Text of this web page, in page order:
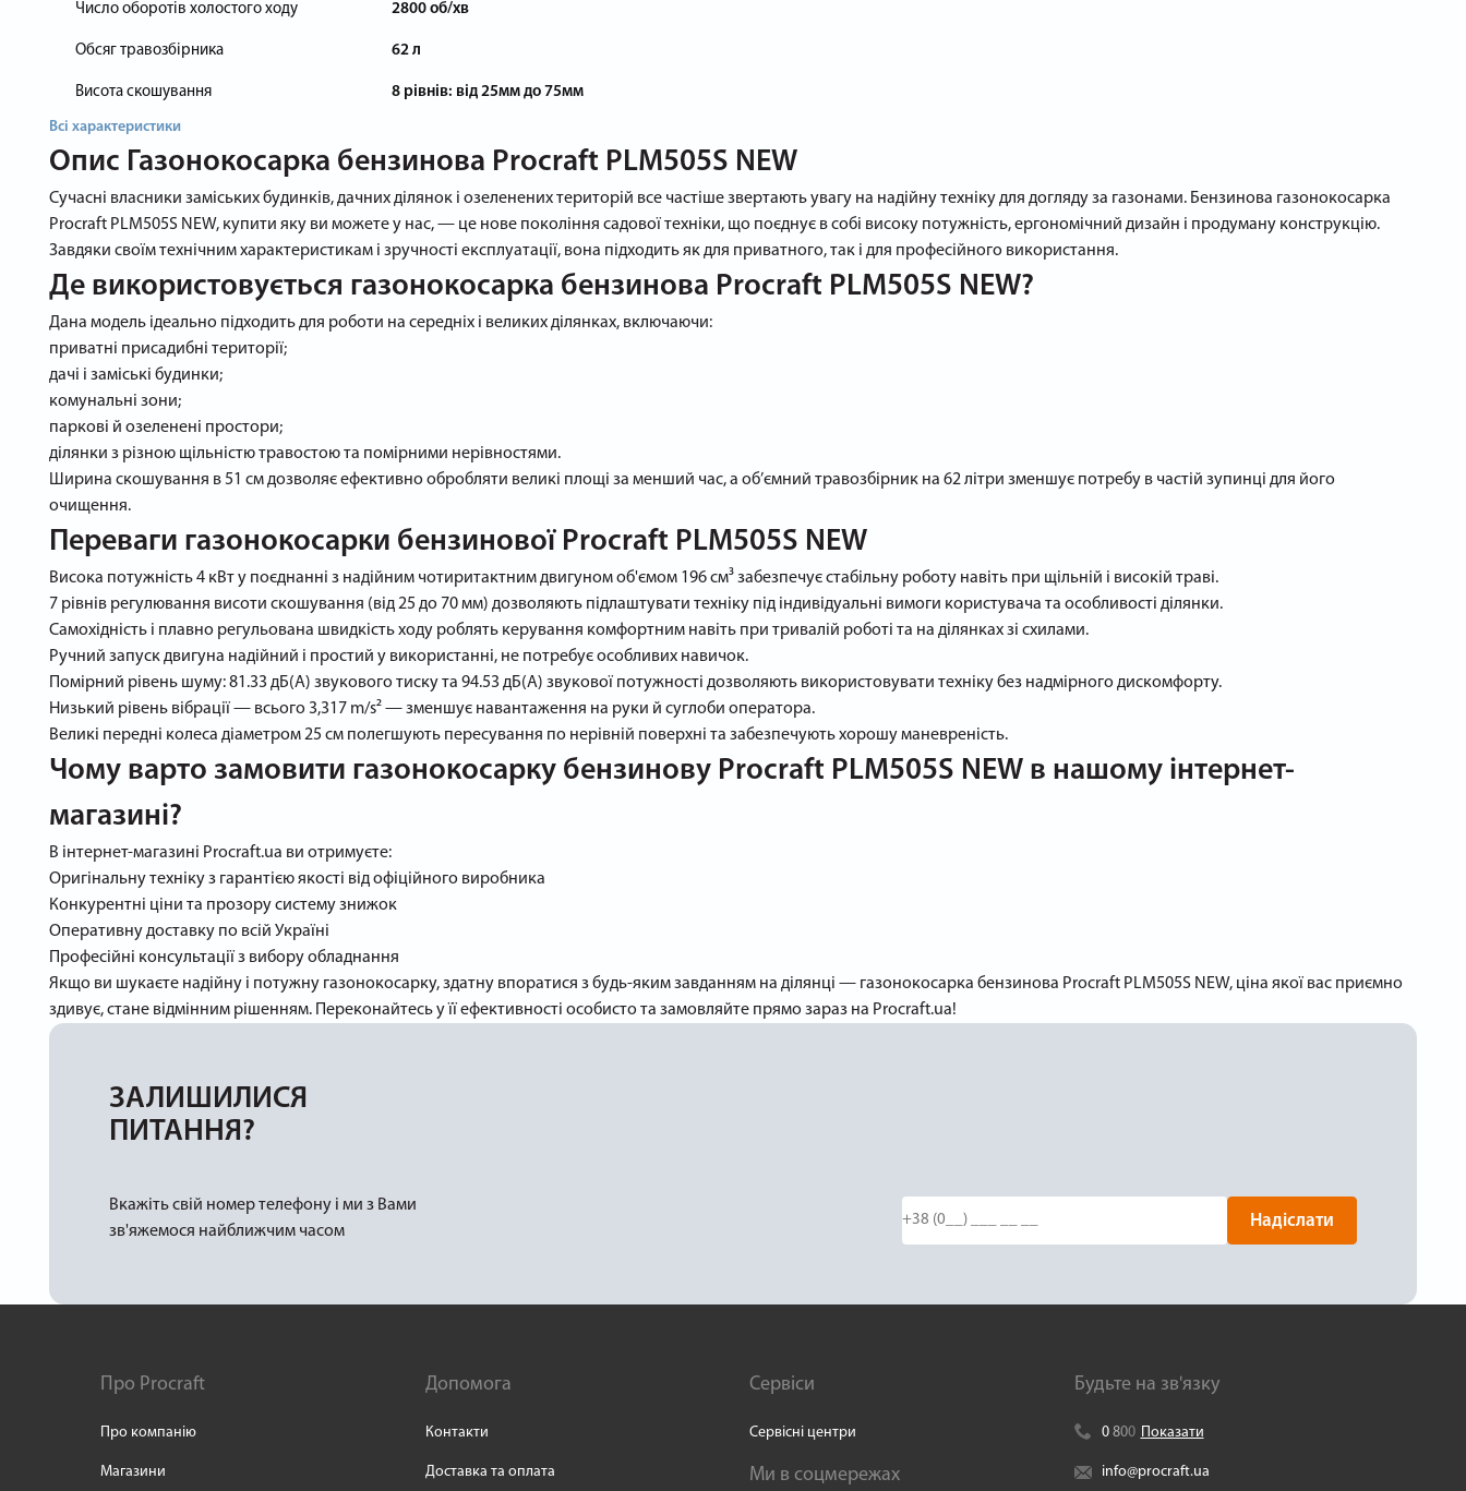
Число оборотів холостого ходу 2800 об/хв
Обсяг травозбірника 62 л
Висота скошування 8 рівнів: від 25мм до 75мм
Всі характеристики
Опис Газонокосарка бензинова Procraft PLM505S NEW
Сучасні власники заміських будинків, дачних ділянок і озеленених територій все частіше звертають увагу на надійну техніку для догляду за газонами. Бензинова газонокосарка
Procraft PLM505S NEW, купити яку ви можете у нас, — це нове покоління садової техніки, що поєднує в собі високу потужність, ергономічний дизайн і продуману конструкцію.
Завдяки своїм технічним характеристикам і зручності експлуатації, вона підходить як для приватного, так і для професійного використання.
Де використовується газонокосарка бензинова Procraft PLM505S NEW?
Дана модель ідеально підходить для роботи на середніх і великих ділянках, включаючи:
приватні присадибні території;
дачі і заміські будинки;
комунальні зони;
паркові й озеленені простори;
ділянки з різною щільністю травостою та помірними нерівностями.
Ширина скошування в 51 см дозволяє ефективно обробляти великі площі за менший час, а об’ємний травозбірник на 62 літри зменшує потребу в частій зупинці для його
очищення.
Переваги газонокосарки бензинової Procraft PLM505S NEW
Висока потужність 4 кВт у поєднанні з надійним чотиритактним двигуном об'ємом 196 см³ забезпечує стабільну роботу навіть при щільній і високій траві.
7 рівнів регулювання висоти скошування (від 25 до 70 мм) дозволяють підлаштувати техніку під індивідуальні вимоги користувача та особливості ділянки.
Самохідність і плавно регульована швидкість ходу роблять керування комфортним навіть при тривалій роботі та на ділянках зі схилами.
Ручний запуск двигуна надійний і простий у використанні, не потребує особливих навичок.
Помірний рівень шуму: 81.33 дБ(А) звукового тиску та 94.53 дБ(А) звукової потужності дозволяють використовувати техніку без надмірного дискомфорту.
Низький рівень вібрації — всього 3,317 m/s² — зменшує навантаження на руки й суглоби оператора.
Великі передні колеса діаметром 25 см полегшують пересування по нерівній поверхні та забезпечують хорошу маневреність.
Чому варто замовити газонокосарку бензинову Procraft PLM505S NEW в нашому інтернет-
магазині?
В інтернет-магазині Procraft.ua ви отримуєте:
Оригінальну техніку з гарантією якості від офіційного виробника
Конкурентні ціни та прозору систему знижок
Оперативну доставку по всій Україні
Професійні консультації з вибору обладнання
Якщо ви шукаєте надійну і потужну газонокосарку, здатну впоратися з будь-яким завданням на ділянці — газонокосарка бензинова Procraft PLM505S NEW, ціна якої вас приємно
здивує, стане відмінним рішенням. Переконайтесь у її ефективності особисто та замовляйте прямо зараз на Procraft.ua!
ЗАЛИШИЛИСЯ
ПИТАННЯ?
Вкажіть свій номер телефону і ми з Вами
зв'яжемося найближчим часом
Надіслати
Про Procraft
Про компанію
Магазини
Допомога
Контакти
Доставка та оплата
Сервіси
Сервісні центри
Ми в соцмережах
Будьте на зв'язку
0 800 Показати
info@procraft.ua